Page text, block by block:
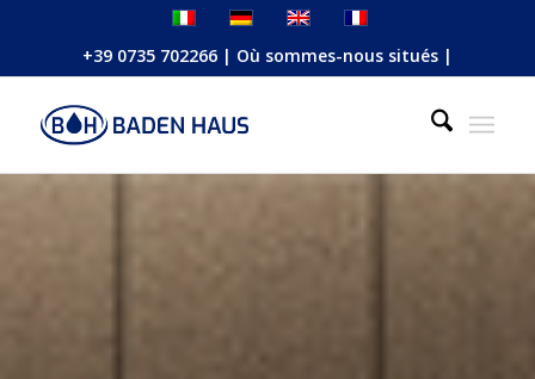
+39 0735 702266| Où sommes-nous situés|